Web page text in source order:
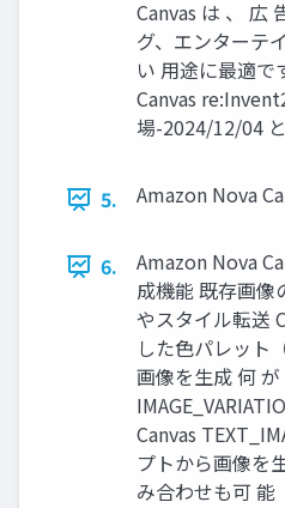
Canvas は 、 広
グ、エンターテ
い 用途に最適で
Canvas
場-2024/12/04
5. Amazon Nova
6.
Amazon Nova
成機能 既存画像
やスタイル転送
した色パレット
画像を生成 何 が
Canvas
プトから画像を
み合わせも可 能